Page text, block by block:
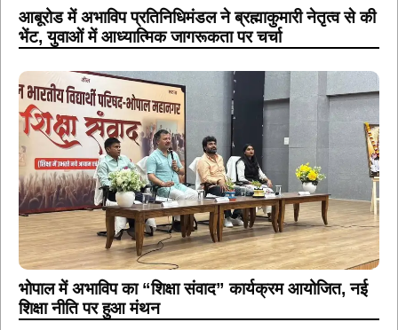
आबूरोड में अभाविप प्रतिनिधिमंडल ने ब्रह्माकुमारी नेतृत्व से की
भेंट, युवाओं में आध्यात्मिक जागरूकता पर चर्चा
भोपाल में अभाविप का “शिक्षा संवाद” कार्यक्रम आयोजित, नई
शिक्षा नीति पर हुआ मंथन